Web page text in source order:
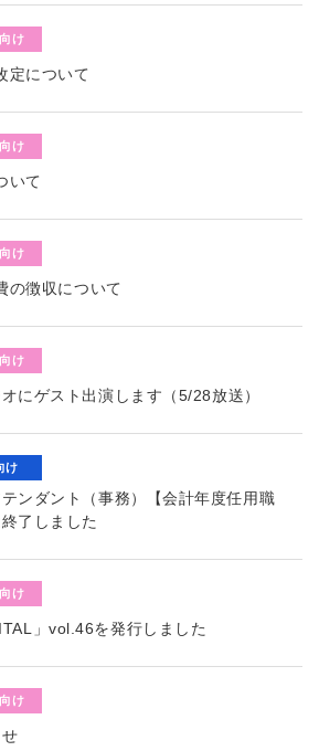
け
定について
け
いて
け
の徴収について
け
にゲスト出演します（5/28放送）
け
ンダント（事務）【会計年度任用職
了しました
け
」vol.46を発行しました
け